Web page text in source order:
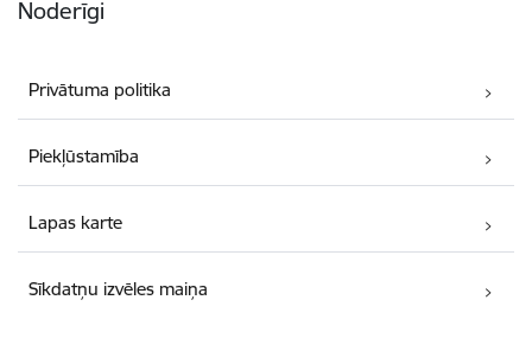
Noderīgi
Privātuma politika
Piekļūstamība
Lapas karte
Sīkdatņu izvēles maiņa